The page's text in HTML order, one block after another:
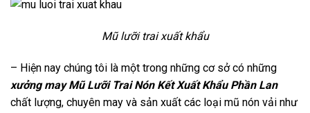
Mũ lưỡi trai xuất khẩu
– Hiện nay chúng tôi là một trong những cơ sở có những
xưởng may Mũ Lưỡi Trai Nón Kết Xuất Khẩu Phần Lan
chất lượng, chuyên may và sản xuất các loại mũ nón vải như